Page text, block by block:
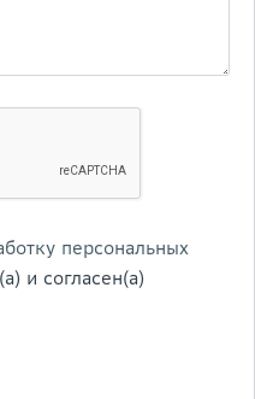
персональных
и согласен(а)